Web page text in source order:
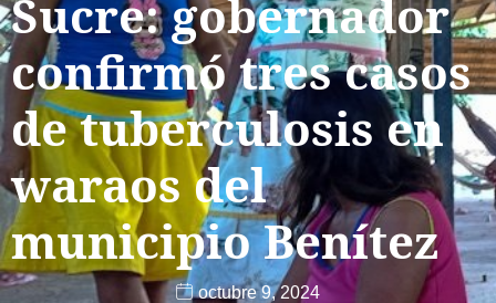
Sucre: gobernador
confirmó tres casos
de tuberculosis en
waraos del
municipio Benítez
octubre 9, 2024